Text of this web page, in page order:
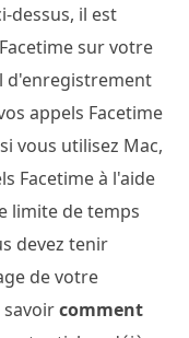
dessus, il est
sur votre
d'enregistrement
appels Facetime
vous utilisez Mac,
Facetime à l'aide
limite de temps
devez tenir
de votre
savoircomment